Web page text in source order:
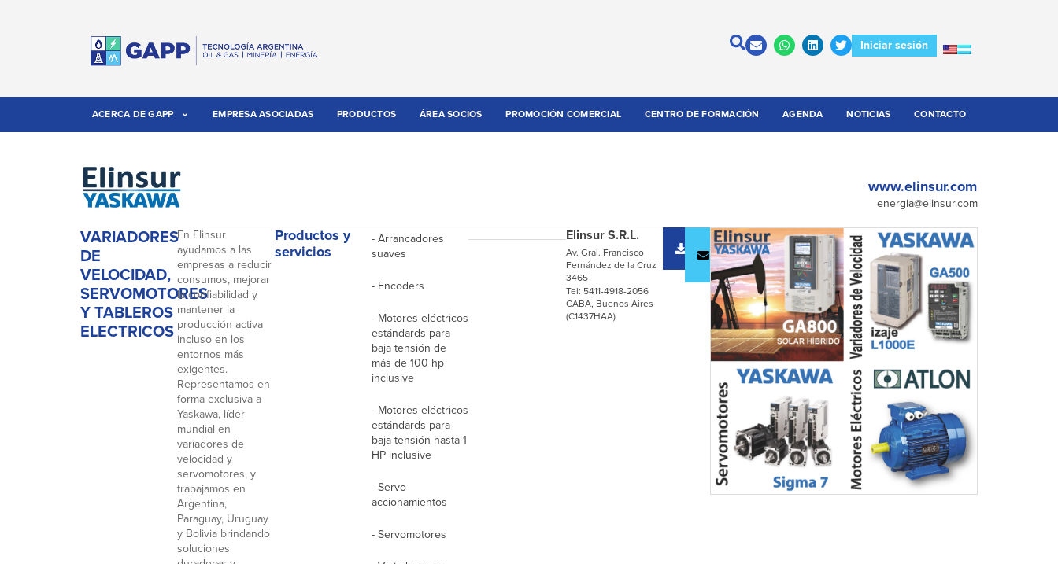
Iniciar sesión
ACERCA DE GAPP EMPRESA ASOCIADAS PRODUCTOS ÁREA SOCIOS PROMOCIÓN COMERCIAL CENTRO DE FORMACIÓN AGENDA NOTICIAS CONTACTO
www.elinsur.com
energia@elinsur.com
VARIADORES
DE
VELOCIDAD,
SERVOMOTORES
Y TABLEROS
ELECTRICOS
En Elinsur
ayudamos a las
empresas a reducir
consumos, mejorar
la confiabilidad y
mantener la
producción activa
incluso en los
entornos más
exigentes.
Representamos en
forma exclusiva a
Yaskawa, líder
mundial en
variadores de
velocidad y
servomotores, y
trabajamos en
Argentina,
Paraguay, Uruguay
y Bolivia brindando
soluciones
Productos y
servicios
- Arrancadores
suaves
- Encoders
- Motores eléctricos
estándards para
baja tensión de
más de 100 hp
inclusive
- Motores eléctricos
estándards para
baja tensión hasta 1
HP inclusive
- Servo
accionamientos
- Servomotores
Elinsur S.R.L.
Av. Gral. Francisco
Fernández de la Cruz
3465
Tel: 5411-4918-2056
CABA, Buenos Aires
(C1437HAA)
Descargar
catálogo
Contactar
a la
empresa